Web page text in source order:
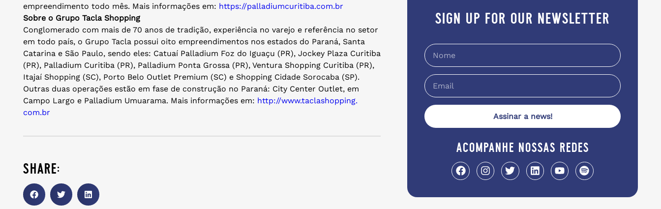
empreendimento todo mês. Mais informações em: https://palladiumcuritiba.com.br
Sobre o Grupo Tacla Shopping
Conglomerado com mais de 70 anos de tradição, experiência no varejo e referência no setor
em todo país, o Grupo Tacla possui oito empreendimentos nos estados do Paraná, Santa
Catarina e São Paulo, sendo eles: Catuaí Palladium Foz do Iguaçu (PR), Jockey Plaza Curitiba
(PR), Palladium Curitiba (PR), Palladium Ponta Grossa (PR), Ventura Shopping Curitiba (PR),
Itajaí Shopping (SC), Porto Belo Outlet Premium (SC) e Shopping Cidade Sorocaba (SP).
Outras duas operações estão em fase de construção no Paraná: City Center Outlet, em
Campo Largo e Palladium Umuarama. Mais informações em: http://www.taclashopping.
com.br
share:
sign up for our newsletter
Assinar a news!
acompanhe nossas redes